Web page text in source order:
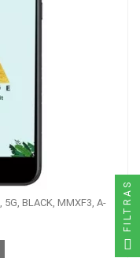
5G, BLACK, MMXF3, A-
FILTRAS